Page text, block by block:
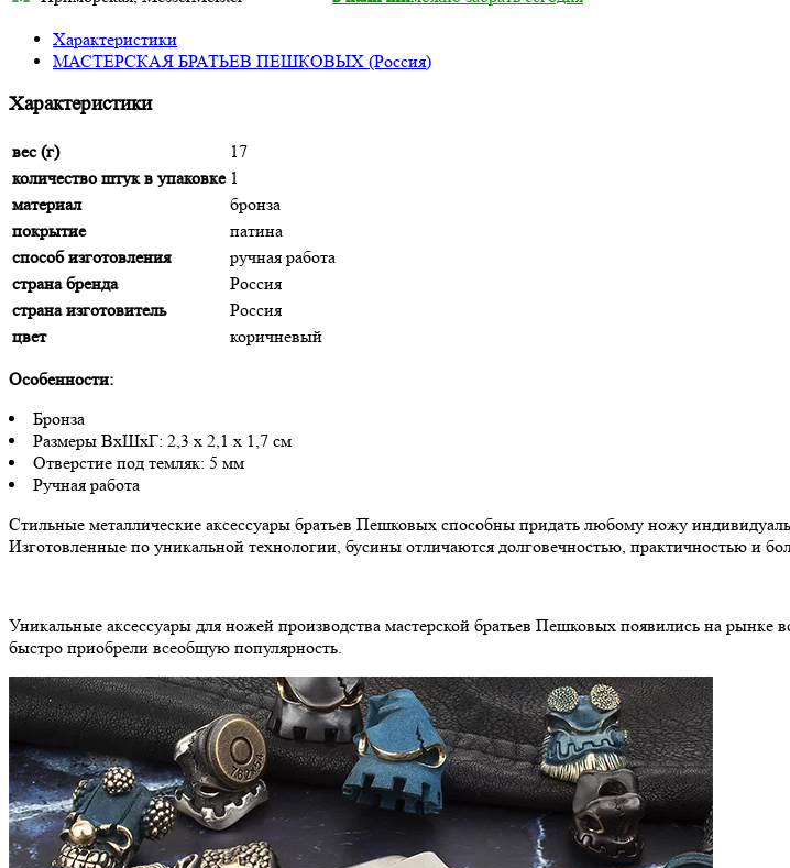
Характеристики
МАСТЕРСКАЯ БРАТЬЕВ ПЕШКОВЫХ (Россия)
Характеристики
вес (г)
17
количество штук в упаковке 1
материал
бронза
покрытие
патина
способ изготовления
ручная работа
страна бренда
Россия
страна изготовитель
Россия
цвет
коричневый
Особенности:
Бронза
Размеры ВхШхГ: 2,3 х 2,1 х 1,7 см
Отверстие под темляк: 5 мм
Ручная работа
Стильные металлические аксессуары братьев Пешковых способны придать любому ножу
Изготовленные по уникальной технологии, бусины отличаются долговечностью, практичностью и
Уникальные аксессуары для ножей производства мастерской братьев Пешковых появились на рынке
быстро приобрели всеобщую популярность.